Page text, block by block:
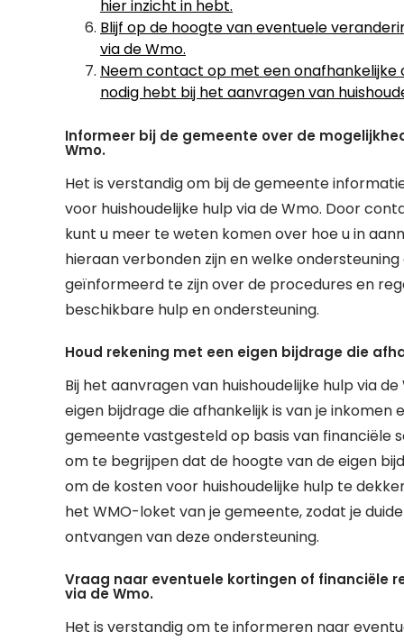
hier inzicht in hebt.
Blijf op de hoogte van eventuele
via de Wmo.
Neem contact op met een
nodig hebt bij het aanvragen van
Informeer bij de gemeente over de
Wmo.
Het is verstandig om bij de gemeente
voor huishoudelijke hulp via de Wmo. Door
kunt u meer te weten komen over hoe u in
hieraan verbonden zijn en welke
geïnformeerd te zijn over de procedures en
beschikbare hulp en ondersteuning.
Houd rekening met een eigen bijdrage die
Bij het aanvragen van huishoudelijke hulp via
eigen bijdrage die afhankelijk is van je
gemeente vastgesteld op basis van financiële
om te begrijpen dat de hoogte van de eigen
om de kosten voor huishoudelijke hulp te
het WMO-loket van je gemeente, zodat je
ontvangen van deze ondersteuning.
Vraag naar eventuele kortingen of financiële
via de Wmo.
Het is verstandig om te informeren naar